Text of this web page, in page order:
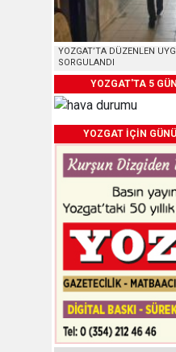
YOZGAT’TA DÜZENLEN
SORGULANDI
YOZGAT'TA 5
YOZGAT İÇİN